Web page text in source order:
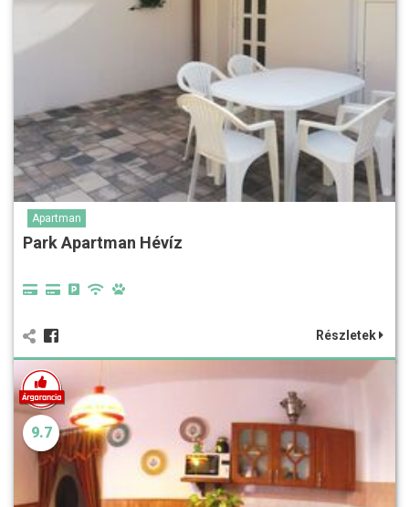
Apartman
Park Apartman Hévíz
Részletek
9.7